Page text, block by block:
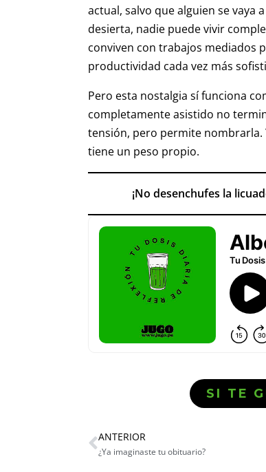
actual, salvo que alguien se vaya
desierta, nadie puede vivir
conviven con trabajos mediados
productividad cada vez más
Pero esta nostalgia sí funciona
completamente asistido no
tensión, pero permite nombrarla.
tiene un peso propio.
¡No desenchufes la
SI TE
ANTERIOR
¿Ya imaginaste tu obituario?